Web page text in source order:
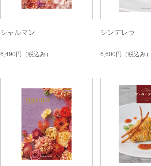
シャルマン
6,490円 （税込み）
シンデレラ
6,600円 （税込み）